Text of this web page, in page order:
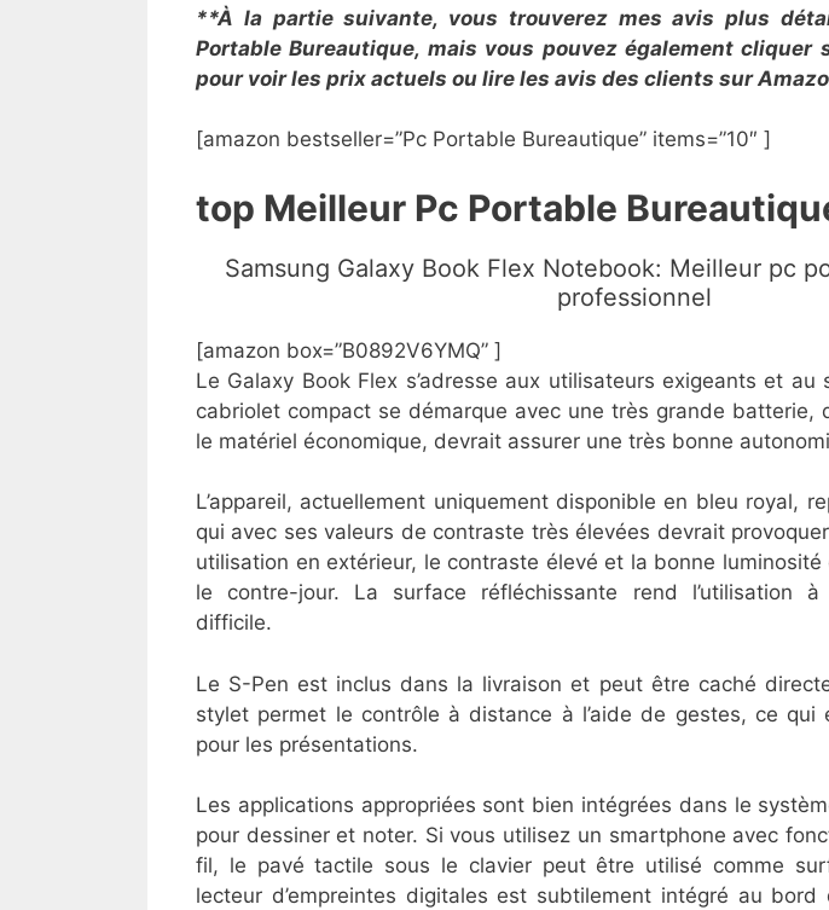
**À la partie suivante, vous trouverez mes avis plus
Portable Bureautique, mais vous pouvez également cliquer
pour voir les prix actuels ou lire les avis des clients sur
[amazon bestseller=”Pc Portable Bureautique” items=”10″ ]
top Meilleur Pc Portable
​Samsung Galaxy Book Flex Notebook: Meilleur pc
professionnel
[amazon box=”B0892V6YMQ” ]
Le Galaxy Book Flex s’adresse aux utilisateurs exigeants et au
cabriolet compact se démarque avec une très grande batterie,
le matériel économique, devrait assurer une très bonne
L’appareil, actuellement uniquement disponible en bleu royal,
qui avec ses valeurs de contraste très élevées devrait
utilisation en extérieur, le contraste élevé et la bonne
le contre-jour. La surface réfléchissante rend l’utilisation à
difficile.
Le S-Pen est inclus dans la livraison et peut être caché
stylet permet le contrôle à distance à l’aide de gestes, ce qui
pour les présentations.
Les applications appropriées sont bien intégrées dans le
pour dessiner et noter. Si vous utilisez un smartphone avec
fil, le pavé tactile sous le clavier peut être utilisé comme
lecteur d’empreintes digitales est subtilement intégré au